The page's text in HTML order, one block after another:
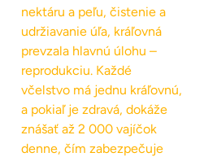
nektáru a peľu, čistenie a
udržiavanie úľa, kráľovná
prevzala hlavnú úlohu –
reprodukciu. Každé
včelstvo má jednu kráľovnú,
a pokiaľ je zdravá, dokáže
znášať až 2 000 vajíčok
denne, čím zabezpečuje